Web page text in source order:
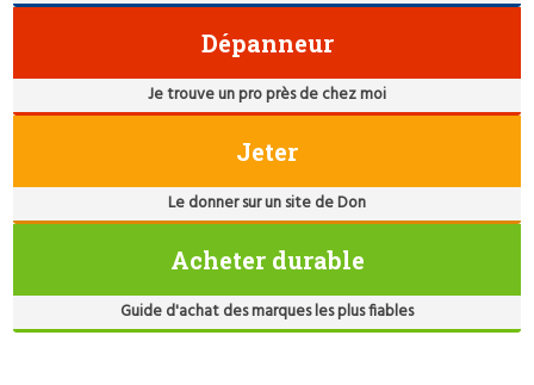
Dépanneur
Je trouve un pro près de chez moi
Jeter
Le donner sur un site de Don
Acheter durable
Guide d'achat des marques les plus fiables